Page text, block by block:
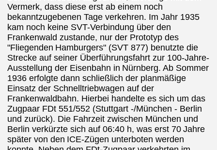
Vermerk, dass diese erst ab einem noch
bekanntzugebenen Tage verkehren. Im Jahr 1935
kam noch keine SVT-Verbindung über den
Frankenwald zustande, nur der Prototyp des
"Fliegenden Hamburgers" (SVT 877) benutzte die
Strecke auf seiner Überführungsfahrt zur 100-Jahre-
Ausstellung der Eisenbahn in Nürnberg. Ab Sommer
1936 erfolgte dann schließlich der planmäßige
Einsatz der Schnelltriebwagen auf der
Frankenwaldbahn. Hierbei handelte es sich um das
Zugpaar FDt 551/552 (Stuttgart -/München - Berlin
und zurück). Die Fahrzeit zwischen München und
Berlin verkürzte sich auf 06:40 h, was erst 70 Jahre
später von den ICE-Zügen unterboten werden